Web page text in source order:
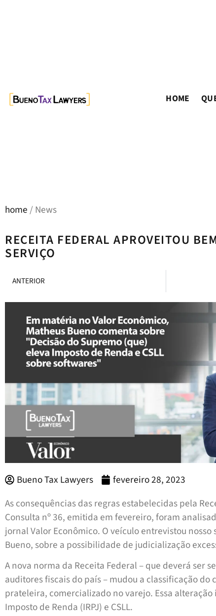
HOME
home / News
RECEITA FEDERAL APROVEITOU
SERVIÇO
ANTERIOR
Bueno Tax Lawyers
fevereiro 28, 2023
As consequências das regras estabelecidas pela
Consulta nº 36, emitida em fevereiro, foram
jornal Valor Econômico. O veículo entrevistou nosso
Bueno, sobre a possibilidade de judicialização
A nova norma da Receita Federal – que deverá ser
auditores fiscais do país – mudou a classificação do
prateleira, comercializado no varejo. Essa
Imposto de Renda (IRPJ) e CSLL.